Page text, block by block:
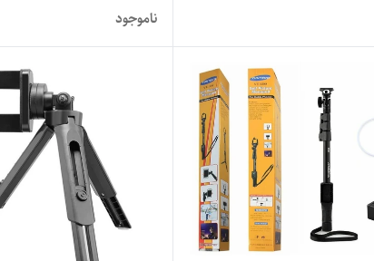
ناموجود